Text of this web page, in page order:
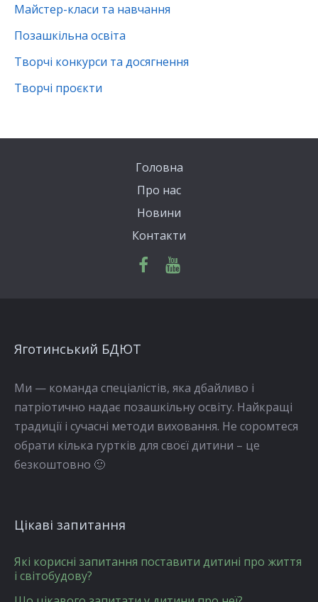
Майстер-класи та навчання
Позашкільна освіта
Творчі конкурси та досягнення
Творчі проєкти
Головна
Про нас
Новини
Контакти
Яготинський БДЮТ
Ми — команда спеціалістів, яка дбайливо і
патріотично надає позашкільну освіту. Найкращі
традиції і сучасні методи виховання. Не соромтеся
обрати кілька гуртків для своєї дитини – це
безкоштовно 🙂
Цікаві запитання
Які корисні запитання поставити дитині про життя
і світобудову?